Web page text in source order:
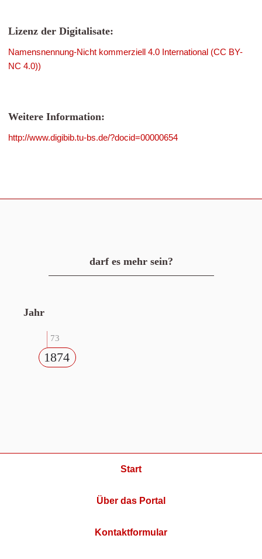
Lizenz der Digitalisate:
Namensnennung-Nicht kommerziell 4.0 International (CC BY-
NC 4.0))
Weitere Information:
http://www.digibib.tu-bs.de/?docid=00000654
darf es mehr sein?
Jahr
73
1874
Start
Über das Portal
Kontaktformular